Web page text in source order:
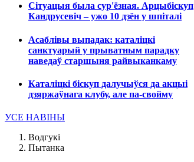
Сітуацыя была сур'ёзная. Арцыбіскуп
Кандрусевіч – ужо 10 дзён у шпіталі
Асаблівы выпадак: каталіцкі
санктуарый у прыватным парадку
наведаў старшыня райвыканкаму
Каталіцкі біскуп далучыўся да акцыі
дзяржаўнага клубу, але па-свойму
УСЕ НАВІНЫ
Водгукі
Пытанка